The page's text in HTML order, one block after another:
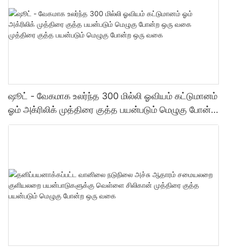
ஷூட் - வேகமாக உலர்ந்த 300 மில்லி ஓவியம் கட்டுமானம்
ஓம் அக்ரிலிக் முத்திரை குத்த பயன்படும் மெழுகு போன்ற
ஒரு வகை முத்திரை குத்த பயன்படும் மெழுகு போன்ற